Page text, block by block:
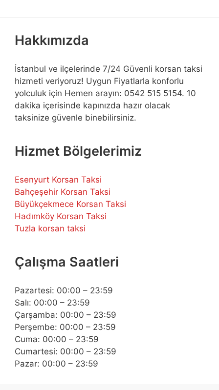
Hakkımızda
İstanbul ve ilçelerinde 7/24 Güvenli korsan taksi
hizmeti veriyoruz! Uygun Fiyatlarla konforlu
yolculuk için Hemen arayın: 0542 515 5154. 10
dakika içerisinde kapınızda hazır olacak
taksinize güvenle binebilirsiniz.
Hizmet Bölgelerimiz
Esenyurt Korsan Taksi
Bahçeşehir Korsan Taksi
Büyükçekmece Korsan Taksi
Hadımköy Korsan Taksi
Tuzla korsan taksi
Çalışma Saatleri
Pazartesi: 00:00 – 23:59
Salı: 00:00 – 23:59
Çarşamba: 00:00 – 23:59
Perşembe: 00:00 – 23:59
Cuma: 00:00 – 23:59
Cumartesi: 00:00 – 23:59
Pazar: 00:00 – 23:59